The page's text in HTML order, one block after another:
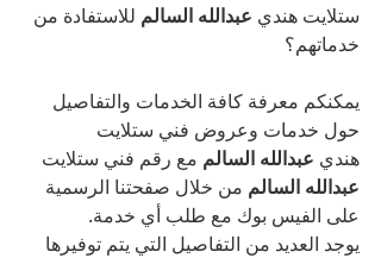
ستلايت هندي عبدالله السالم للاستفادة من
خدماتهم؟
يمكنكم معرفة كافة الخدمات والتفاصيل
حول خدمات وعروض فني ستلايت
هندي عبدالله السالم مع رقم فني ستلايت
عبدالله السالم من خلال صفحتنا الرسمية
على الفيس بوك مع طلب أي خدمة.
يوجد العديد من التفاصيل التي يتم توفيرها